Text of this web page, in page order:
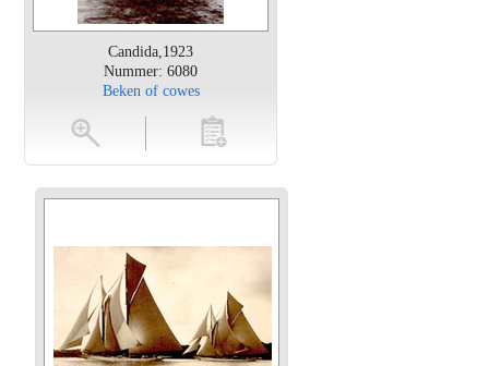
Candida,1923
Nummer: 6080
Beken of cowes
toevoegen